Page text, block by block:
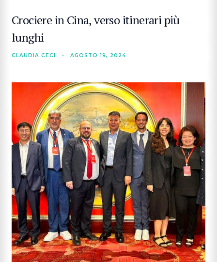
Crociere in Cina, verso itinerari più
lunghi
CLAUDIA CECI • AGOSTO 19, 2024